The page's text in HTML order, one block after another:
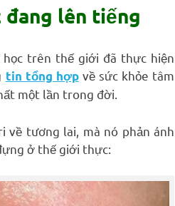
đang lên tiếng
học trên thế giới đã thực hiện
tin tổng hợpvề sức khỏe tâm
một lần trong đời.
về tương lai, mà nó phản ánh
ở thế giới thực: